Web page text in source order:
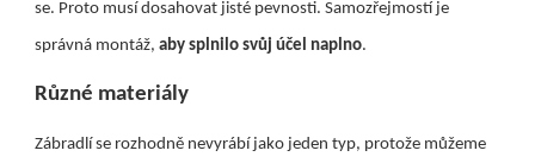
se. Proto musí dosahovat jisté pevnosti. Samozřejmostí je
správná montáž, aby splnilo svůj účel naplno.
Různé materiály
Zábradlí se rozhodně nevyrábí jako jeden typ, protože můžeme